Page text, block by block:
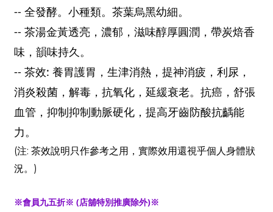
-- 全發酵。小種類。茶葉烏黑幼細。
-- 茶湯金黃透亮，濃郁，滋味醇厚圓潤，帶炭焙香
味，韻味持久。
-- 茶效: 養胃護胃，生津消熱，提神消疲，利尿，
消炎殺菌，解毒，抗氧化，延緩衰老。抗癌，舒張
血管，抑制抑制動脈硬化，提高牙齒防酸抗齲能
力。
(注: 茶效說明只作參考之用，實際效用還視乎個人身體狀
況。
)
※會員九五折※ (店舖特別推廣除外)※